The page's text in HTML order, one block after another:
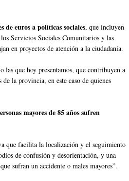
de euros a políticas sociales, que incluyen
Servicios Sociales Comunitarios y las
en proyectos de atención a la ciudadanía.
las que hoy presentamos, que contribuyen a
la provincia, en este caso de quienes
mayores de 85 años sufren
que facilita la localización y el seguimiento
de confusión y desorientación, y una
sufran un accidente o males mayores”.